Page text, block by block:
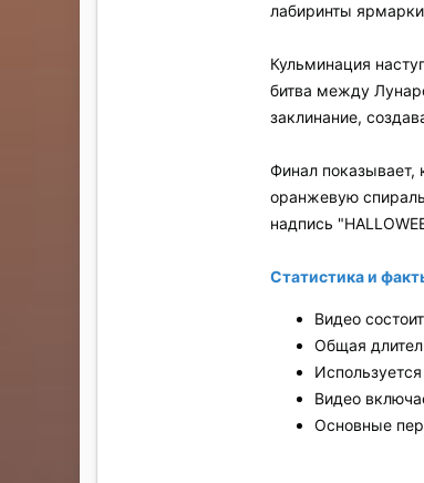
лабиринты
Кульминация
битва между
заклинание,
Финал показывает,
оранжевую
надпись
Статистика и
Видео
Общая
Видео
Основные